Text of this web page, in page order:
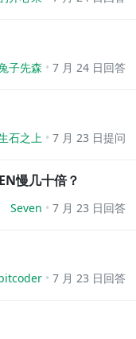
子先森 7 月 24 日回答
石之上 7 月 23 日提问
慢几十倍？
Seven 7 月 23 日回答
7 月 23 日回答